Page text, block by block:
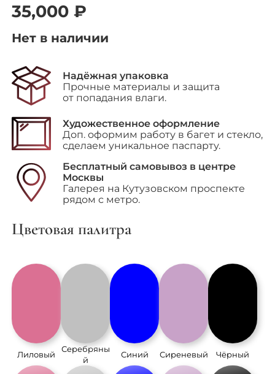
35,000₽
Нет в наличии
Надёжная упаковка
Прочные материалы и защита
от попадания влаги.
Художественное оформление
Доп. оформим работу в багет и стекло,
сделаем уникальное паспарту.
Бесплатный самовывоз в центре
Москвы
Галерея на Кутузовском проспекте
рядом с метро.
Цветовая палитра
Лиловый
Серебряны
й
Синий Сиреневый Чёрный